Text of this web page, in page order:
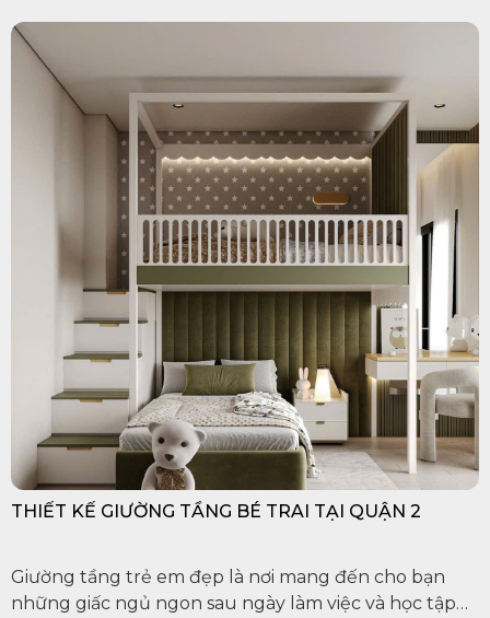
THIẾT KẾ GIƯỜNG TẦNG BÉ TRAI TẠI QUẬN 2
Giường tầng trẻ em đẹp là nơi mang đến cho bạn
những giấc ngủ ngon sau ngày làm việc và học tập